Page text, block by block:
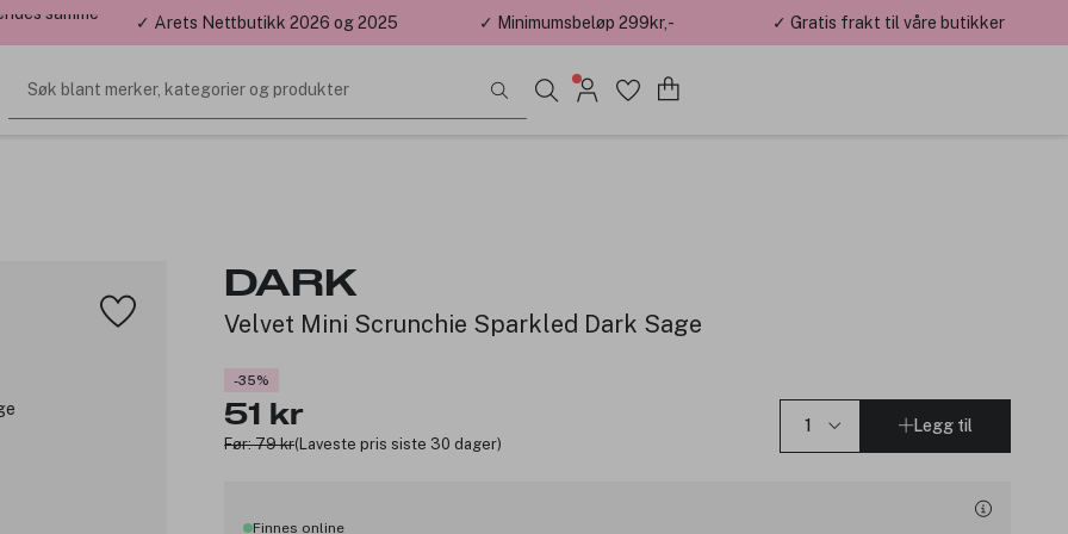
samme ✓ Årets Nettbutikk 2026 og 2025 ✓ Minimumsbeløp 299kr,- ✓ Gratis frakt til våre butikker
Søk blant merker, kategorier og produkter
DARK
Velvet Mini Scrunchie Sparkled Dark Sage
-35%
51 kr
Før: 79 kr(Laveste pris siste 30 dager)
Legg til
Finnes online